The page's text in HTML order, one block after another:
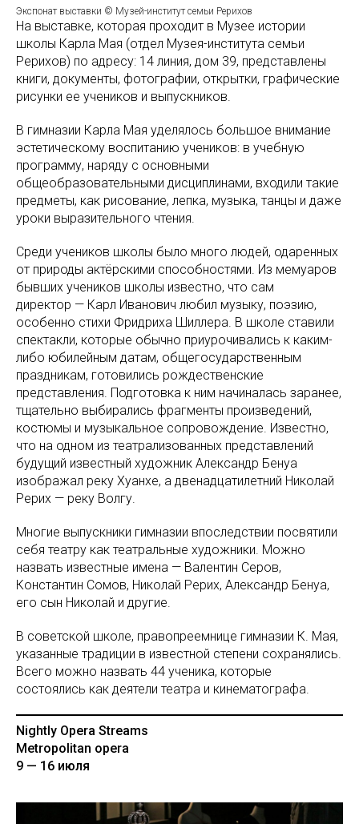
Экспонат выставки © Музей-институт семьи Рерихов
На выставке, которая проходит в Музее истории
школы Карла Мая (отдел Музея-института семьи
Рерихов) по адресу: 14 линия, дом 39, представлены
книги, документы, фотографии, открытки, графические
рисунки ее учеников и выпускников.
В гимназии Карла Мая уделялось большое внимание
эстетическому воспитанию учеников: в учебную
программу, наряду с основными
общеобразовательными дисциплинами, входили такие
предметы, как рисование, лепка, музыка, танцы и даже
уроки выразительного чтения.
Среди учеников школы было много людей, одаренных
от природы актёрскими способностями. Из мемуаров
бывших учеников школы известно, что сам
директор — Карл Иванович любил музыку, поэзию,
особенно стихи Фридриха Шиллера. В школе ставили
спектакли, которые обычно приурочивались к каким-
либо юбилейным датам, общегосударственным
праздникам, готовились рождественские
представления. Подготовка к ним начиналась заранее,
тщательно выбирались фрагменты произведений,
костюмы и музыкальное сопровождение. Известно,
что на одном из театрализованных представлений
будущий известный художник Александр Бенуа
изображал реку Хуанхе, а двенадцатилетний Николай
Рерих — реку Волгу.
Многие выпускники гимназии впоследствии посвятили
себя театру как театральные художники. Можно
назвать известные имена — Валентин Серов,
Константин Сомов, Николай Рерих, Александр Бенуа,
его сын Николай и другие.
В советской школе, правопреемнице гимназии К. Мая,
указанные традиции в известной степени сохранялись.
Всего можно назвать 44 ученика, которые
состоялись как деятели театра и кинематографа.
Nightly Opera Streams
Metropolitan opera
9 — 16 июля